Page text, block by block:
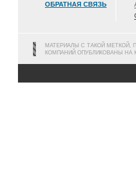
ОБРАТНАЯ СВЯЗЬ
МАТЕРИАЛЫ С ТАКОЙ МЕТКОЙ,
КОМПАНИЙ ОПУБЛИКОВАНЫ